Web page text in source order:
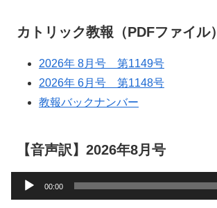
カトリック教報（PDFファイル）
2026年 8月号 第1149号
2026年 6月号 第1148号
教報バックナンバー
【音声訳】2026年8月号
声
00:00